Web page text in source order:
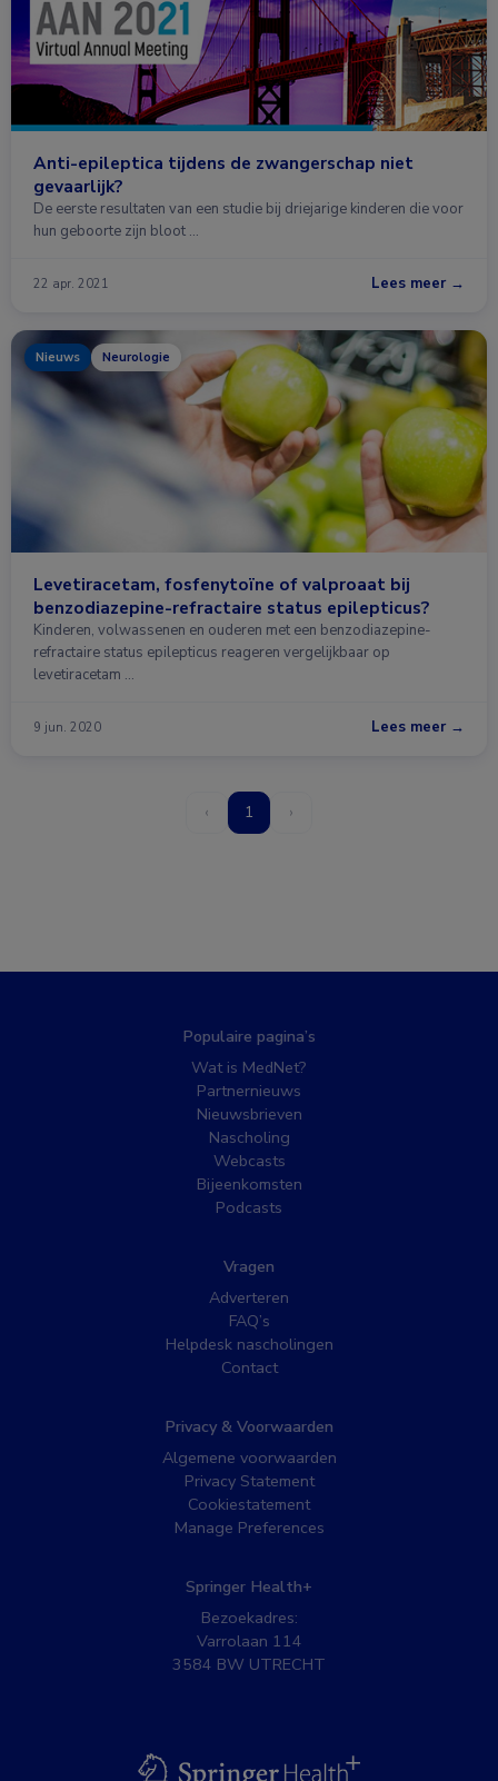
Anti-epileptica tijdens de zwangerschap niet
gevaarlijk?
De eerste resultaten van een studie bij driejarige kinderen die voor
hun geboorte zijn bloot …
22 apr. 2021 Lees meer →
Nieuws Neurologie
Levetiracetam, fosfenytoïne of valproaat bij
benzodiazepine-refractaire status epilepticus?
Kinderen, volwassenen en ouderen met een benzodiazepine-
refractaire status epilepticus reageren vergelijkbaar op
levetiracetam …
9 jun. 2020 Lees meer →
‹ 1 ›
Populaire pagina’s
Wat is MedNet?
Partnernieuws
Nieuwsbrieven
Nascholing
Webcasts
Bijeenkomsten
Podcasts
Vragen
Adverteren
FAQ’s
Helpdesk nascholingen
Contact
Privacy & Voorwaarden
Algemene voorwaarden
Privacy Statement
Cookiestatement
Manage Preferences
Springer Health+
Bezoekadres:
Varrolaan 114
3584 BW UTRECHT
BSL